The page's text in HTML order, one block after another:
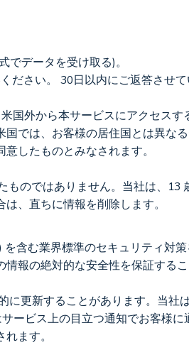
でデータを受け取る)。
ださい。 30日以内にご返答させて
国外から本サービスにアクセス
では、お客様の居住国とは異な
したものとみなされます。
ものではありません。当社は、13
、直ちに情報を削除します。
含む業界標準のセキュリティ対
報の絶対的な安全性を保証するこ
に更新することがあります。当社
ービス上の目立つ通知でお客様
ます。